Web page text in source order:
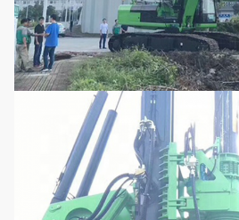
Transporthöhe
Transportbreite
Transportlänge
Gesamtgewicht